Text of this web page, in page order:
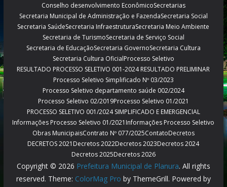
Conselho desenvolvimento EconômicoSecretarias
Secretaria Municipal de Administração e FazendaSecretaria Social
Secretaria SaúdeSecretaria InfraestruturaSecretaria Meio Ambiente
Secretaria de TurismoSecretaria de Serviço Social
Secretaria de EducaçãoSecretaria GovernoSecretaria Cultura
Secretaria Cultura OficialProcesso Seletivo
RESULTADO PROCESSO SELETIVO 001-2024 RESULTADO PRELIMINAR
Processo Seletivo Simplificado Nº 03/2023
Processo Seletivo departamento saúde 002/2024
Processo Seletivo 02/2019Processo Seletivo 01/2021
PROCESSO SELETIVO 001/2024 SIMPLIFICADO E EMERGENCIAL
Informações Processo Seletivo 01/2021 Informações Processo Seletivo
Obras MunicipaisContrato Nº 077/2025ContatoDecretos
DECRETOS 2021 Decretos 2022Decretos 2023Decretos 2024
Decretos 2025Decretos 2026
Copyright © 2026 Prefeitura Municipal de Planura. All rights
reserved. Theme: ColorMag Pro by ThemeGrill. Powered by